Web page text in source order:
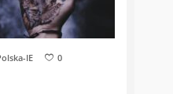
IE 0